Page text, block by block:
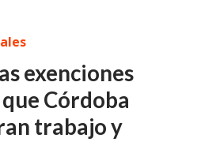
exenciones
Córdoba
trabajo y